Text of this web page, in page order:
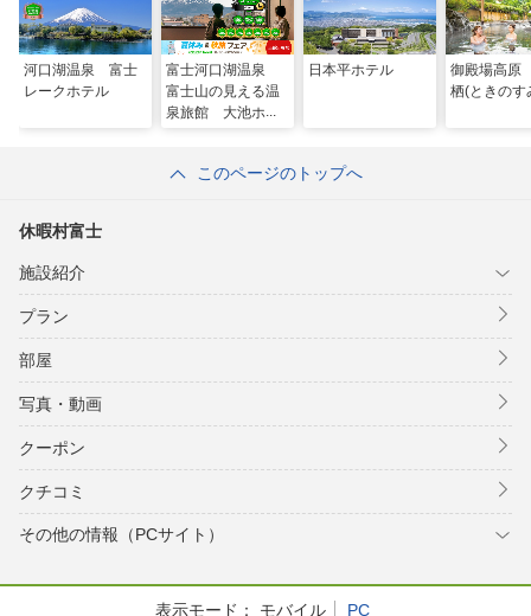
河口湖温泉 富士
レークホテル
富士河口湖温泉
富士山の見える温
泉旅館 大池ホテ
日本平ホテル
御殿場高
栖(ときのす
このページのトップへ
休暇村富士
施設紹介
プラン
部屋
写真・動画
クーポン
クチコミ
その他の情報（PCサイト）
表示モード： モバイル PC